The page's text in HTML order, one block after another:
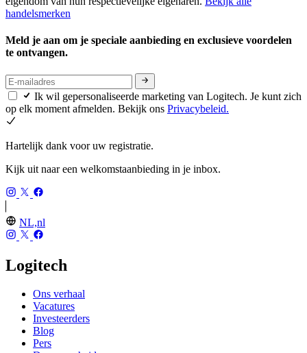
handelsmerken
Meld je aan om je speciale aanbieding en exclusieve voordelen
te ontvangen.
Ik wil gepersonaliseerde marketing van Logitech. Je kunt zich
op elk moment afmelden. Bekijk ons Privacybeleid.
Hartelijk dank voor uw registratie.
Kijk uit naar een welkomstaanbieding in je inbox.
NL,nl
Logitech
Ons verhaal
Vacatures
Investeerders
Blog
Pers